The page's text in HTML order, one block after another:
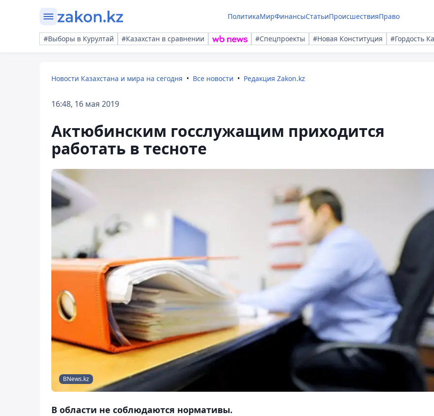
ПолитикаМирФинансыСтатьиПроисшествияПраво
#Выборы в Курултай #Казахстан в сравнении #Спецпроекты #Новая Конституция #Гордость
Новости Казахстана и мира на сегодня Все новости Редакция Zakon.kz
16:48, 16 мая 2019
Актюбинским госслужащим приходится
работать в тесноте
BNews.kz
В области не соблюдаются нормативы.